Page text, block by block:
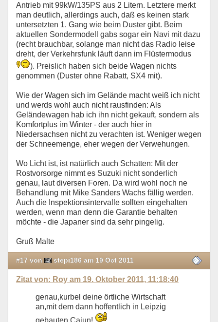
Antrieb mit 99kW/135PS aus 2 Litern. Letztere merkt
man deutlich, allerdings auch, daß es keinen stark
untersetzten 1. Gang wie beim Duster gibt. Beim
aktuellen Sondermodell gabs sogar ein Navi mit dazu
(recht brauchbar, solange man nicht das Radio leise
dreht, der Verkehrsfunk läuft dann im Flüstermodus
). Preislich haben sich beide Wagen nichts
genommen (Duster ohne Rabatt, SX4 mit).
Wie der Wagen sich im Gelände macht weiß ich nicht
und werds wohl auch nicht rausfinden: Als
Geländewagen hab ich ihn nicht gekauft, sondern als
Komfortplus im Winter - der auch hier in
Niedersachsen nicht zu verachten ist. Weniger wegen
der Schneemenge, eher wegen der Verwehungen.
Wo Licht ist, ist natürlich auch Schatten: Mit der
Rostvorsorge nimmt es Suzuki nicht sonderlich
genau, laut diversen Foren. Da wird wohl noch ne
Behandlung mit Mike Sanders Wachs fällig werden.
Auch die Inspektionsintervalle sollten eingehalten
werden, wenn man denn die Garantie behalten
möchte - die Japaner sind da sehr pingelig.
Gruß Malte
#17 von stepi186 am 19 Oct 2011
Zitat von: Roy am 19. Oktober 2011, 11:18:40
genau,kurbel deine örtliche Wirtschaft
an,mit dem dann hoffentlich in Leipzig